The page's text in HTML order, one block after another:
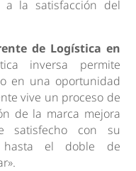
a la satisfacción del
de Logística en
inversa permite
en una oportunidad
vive un proceso de
de la marca mejora
satisfecho con su
hasta el doble de